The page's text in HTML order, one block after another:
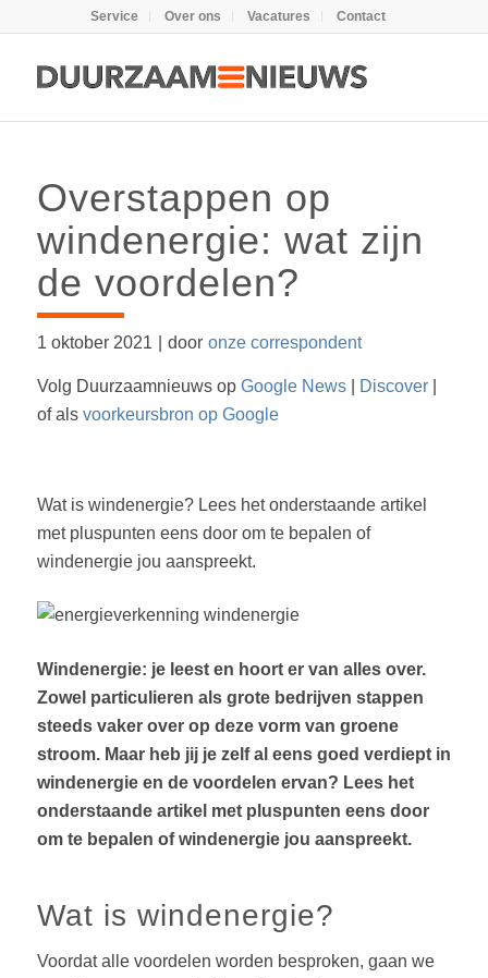
Service Over ons Vacatures Contact
Overstappen op
windenergie: wat zijn
de voordelen?
1 oktober 2021 door onze correspondent
Volg Duurzaamnieuws op Google News| Discover|
of als voorkeursbron op Google
Wat is windenergie? Lees het onderstaande artikel
met pluspunten eens door om te bepalen of
windenergie jou aanspreekt.
Windenergie: je leest en hoort er van alles over.
Zowel particulieren als grote bedrijven stappen
steeds vaker over op deze vorm van groene
stroom. Maar heb jij je zelf al eens goed verdiept in
windenergie en de voordelen ervan? Lees het
onderstaande artikel met pluspunten eens door
om te bepalen of windenergie jou aanspreekt.
Wat is windenergie?
Voordat alle voordelen worden besproken, gaan we